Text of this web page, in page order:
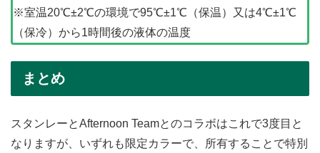
※室温20℃±2℃の環境で95℃±1℃（保温）又は4℃±1℃
（保冷）から1時間後の液体の温度
まとめ
スタンレーとAfternoon Teamとのコラボはこれで3度目と
なりますが、いずれも限定カラーで、所有することで特別